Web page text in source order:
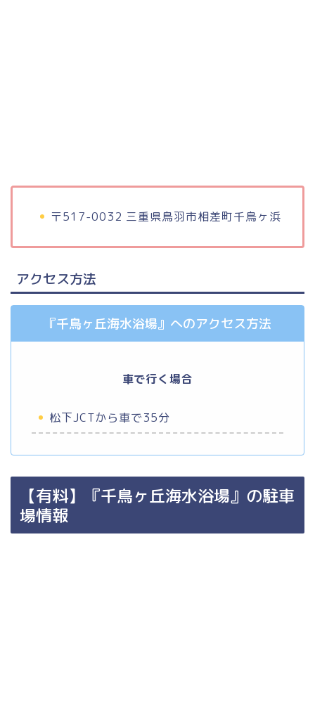
〒517-0032 三重県鳥羽市相差町千鳥ヶ浜
アクセス方法
『千鳥ヶ丘海水浴場』へのアクセス方法
車で行く場合
松下JCTから車で35分
【有料】『千鳥ヶ丘海水浴場』の駐車
場情報